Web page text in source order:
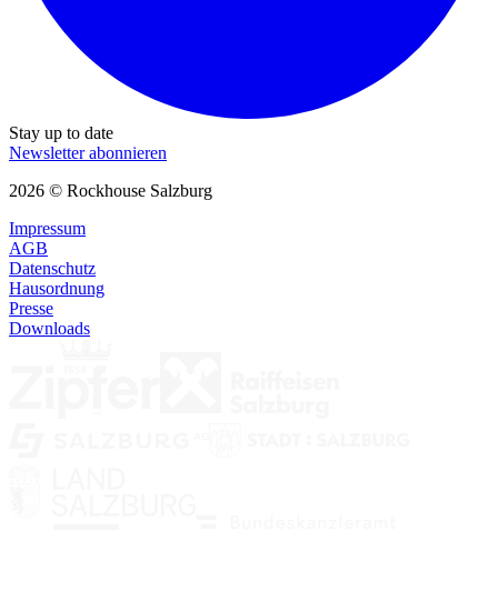
Stay up to date
Newsletter abonnieren
2026 © Rockhouse Salzburg
Impressum
AGB
Datenschutz
Hausordnung
Presse
Downloads